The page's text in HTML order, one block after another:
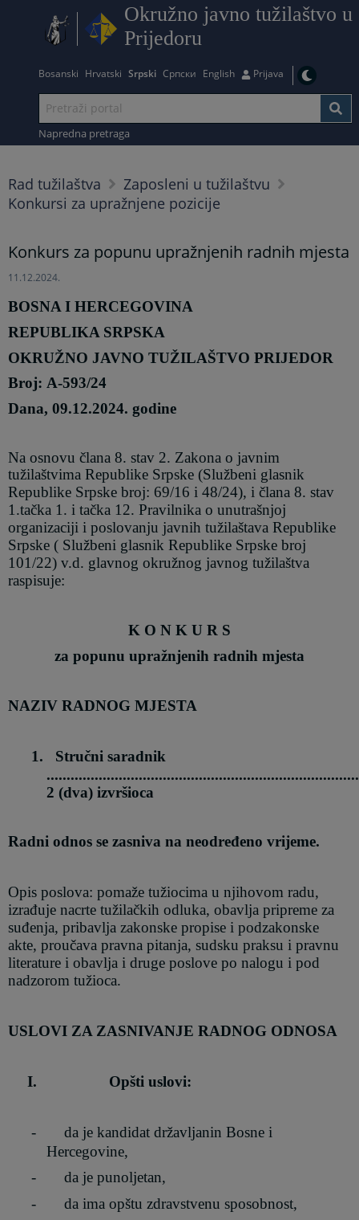
Okružno javno tužilaštvo u
Prijedoru
Bosanski Hrvatski Srpski Српски English Prijava
Napredna pretraga
Rad tužilaštva
Zaposleni u tužilaštvu
Konkursi za upražnjene pozicije
Konkurs za popunu upražnjenih radnih mjesta
11.12.2024.
BOSNA I HERCEGOVINA
REPUBLIKA SRPSKA
OKRUŽNO JAVNO TUŽILAŠTVO PRIJEDOR
Broj: A-593/24
Dana,09.12.2024. godine
Na osnovu člana 8. stav 2. Zakona o javnim
tužilaštvima Republike Srpske (Službeni glasnik
Republike Srpske broj: 69/16 i 48/24), ičlana 8. stav
1.tačka 1. i tačka 12. Pravilnika o unutrašnjoj
organizaciji i poslovanju javnih tužilaštava Republike
Srpske ( Službeni glasnik Republike Srpske broj
101/22) v.d. glavnog okružnog javnog tužilaštva
raspisuje:
K O N K U R S
za popunu upražnjenih radnih mjesta
NAZIV RADNOG MJESTA
1.
Stručni saradnik
2 (dva) izvršioca
Radni odnos se zasniva naneodređeno vrijeme.
Opis poslova: pomaže tužiocima u njihovom radu,
izrađuje nacrte tužilačkih odluka, obavlja pripreme za
suđenja, pribavlja zakonske propise i podzakonske
akte, proučava pravna pitanja, sudsku praksu i pravnu
literature i obavlja i druge poslove po nalogu i pod
nadzorom tužioca.
USLOVI ZA ZASNIVANJE RADNOG ODNOSA
I. Opšti uslovi:
-
da je kandidat državljanin Bosne i
Hercegovine,
-
da je punoljetan,
-
da ima opštu zdravstvenu sposobnost,